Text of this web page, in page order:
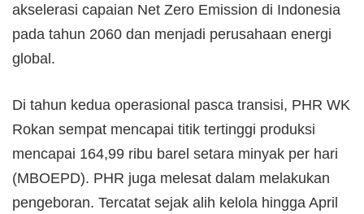
akselerasi capaian Net Zero Emission di Indonesia
pada tahun 2060 dan menjadi perusahaan energi
global.
Di tahun kedua operasional pasca transisi, PHR WK
Rokan sempat mencapai titik tertinggi produksi
mencapai 164,99 ribu barel setara minyak per hari
(MBOEPD). PHR juga melesat dalam melakukan
pengeboran. Tercatat sejak alih kelola hingga April